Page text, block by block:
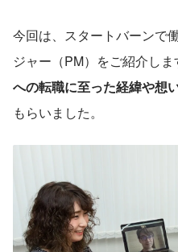
今回は、スタートバーンで
ジャー（PM）をご紹介し
への転職に至った経緯や想
もらいました。